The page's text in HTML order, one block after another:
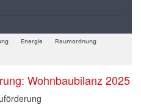
Energie Raumordnung
Wohnbaubilanz 2025